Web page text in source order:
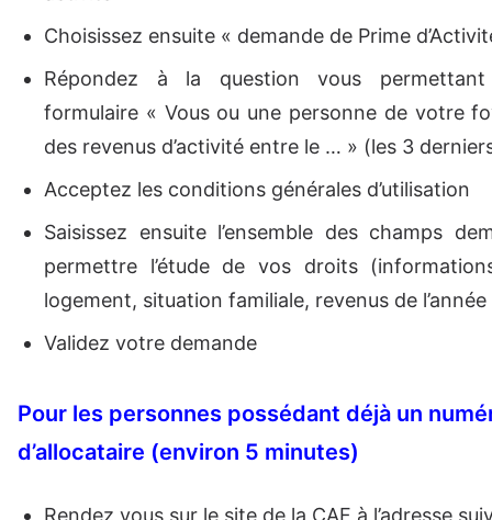
Choisissez ensuite « demande de Prime
Répondez à la question vous permettant
formulaire « Vous ou une personne de votre
des revenus d’activité entre le … » (les 3
Acceptez les conditions générales d’utilisation
Saisissez ensuite l’ensemble des champs
permettre l’étude de vos droits
logement, situation familiale, revenus de
Validez votre demande
Pour les personnes possédant déjà un
d’allocataire (environ 5 minutes)
Rendez vous sur le site de la CAF à l’adresse